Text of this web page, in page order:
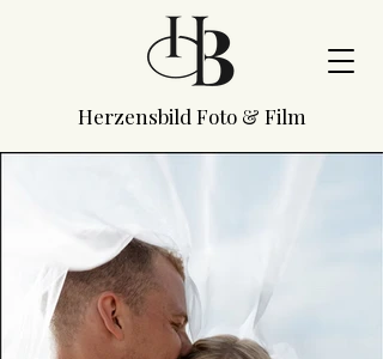
Herzensbild Foto & Film